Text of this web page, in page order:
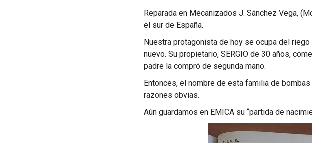
Reparada en Mecanizados J. Sánchez Vega,
el sur de España.
Nuestra protagonista de hoy se ocupa del
nuevo. Su propietario, SERGIO de 30 años,
padre la compró de segunda mano.
Entonces, el nombre de esta familia de bombas
razones obvias.
Aún guardamos en EMICA su “partida de